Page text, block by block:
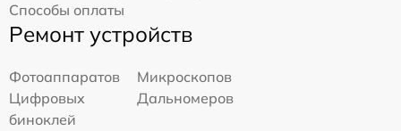
Способы оплаты
Ремонт устройств
Фотоаппаратов
Микроскопов
Цифровых
биноклей
Дальномеров